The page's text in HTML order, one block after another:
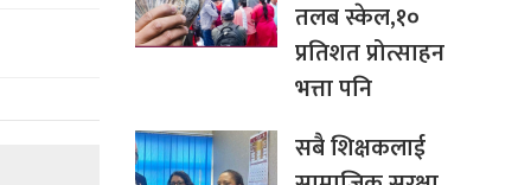
तलब स्केल,१०
प्रतिशत प्रोत्साहन
भत्ता पनि
सबै शिक्षकलाई